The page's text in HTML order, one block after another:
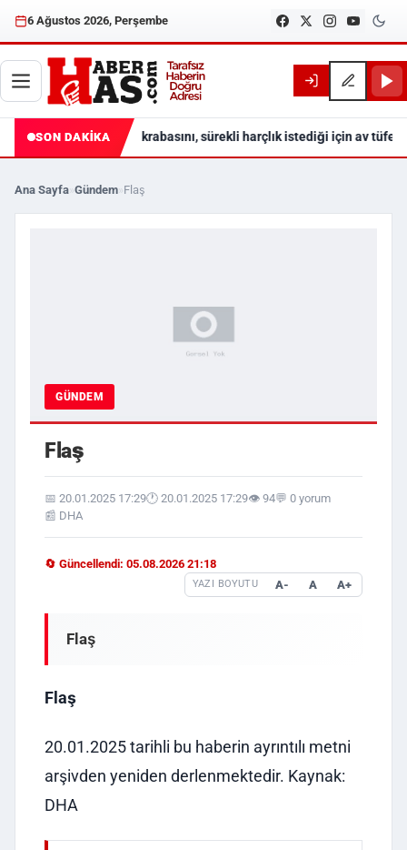
6 Ağustos 2026, Perşembe
SON DAKİKA Akrabasını, sürekli harçlık istediği için av
Ana Sayfa Gündem Flaş
GÜNDEM
Flaş
📅 20.01.2025 17:29🕐 20.01.2025 17:29👁️ 94💬 0 yorum
📰 DHA
🔄 Güncellendi: 05.08.2026 21:18
YAZI BOYUTU A- A A+
Flaş
Flaş
20.01.2025 tarihli bu haberin ayrıntılı metni
arşivden yeniden derlenmektedir. Kaynak:
DHA